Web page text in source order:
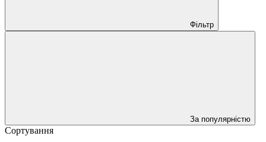
Фільтр
За популярністю
Сортування